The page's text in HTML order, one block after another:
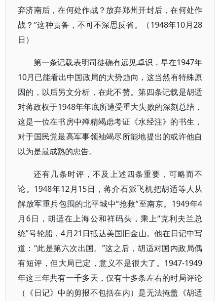
弃济南后，在何处作战？放弃郑州开封后，在何处作
战？”这种责备，不可不深思反省。（1948年10月28
日）
第一条记载表明司徒确有远见卓识，早在1947年
10月已能看出中国政局的大势趋向，这当然有特殊原
因的，以后另文分析，在此不赘。第四条记载是胡适
对蒋政权于1948年年底所遭受重大失败的深刻总结，
这是一位在书房中殚精竭虑考证《水经注》的书生，
对于国民党最高军事领袖竭尽所能地提出的或许他自
以为是最成熟的忠告。
还有几条时评，不及上述四条重要，可略而不
论。1948年12月15日，蒋介石派飞机把胡适等人从
解放军重兵包围的北平城中“抢救”至南京。1949年4
月6日，胡适在上海公和祥码头，乘上“克利夫兰总
统”号轮船，4月21日抵达美国旧金山。他在日记中写
道：“此是第六次出国。”这之后，胡适对国内政局偶
有短评，但大局已定，意义不是很大了。1947-1949
年这三年共有一千多天，仅有十多条左右的时局评论
（《日记》中的剪报不包括在内）是无法掩盖《胡适